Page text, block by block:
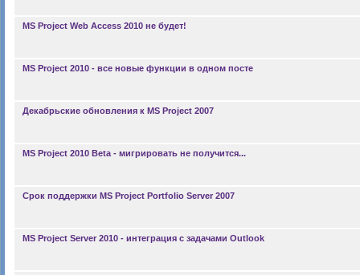
MS Project Web Access 2010 не будет!
MS Project 2010 - все новые функции в одном посте
Декабрьские обновления к MS Project 2007
MS Project 2010 Beta - мигрировать не получится...
Срок поддержки MS Project Portfolio Server 2007
MS Project Server 2010 - интеграция с задачами Outlook